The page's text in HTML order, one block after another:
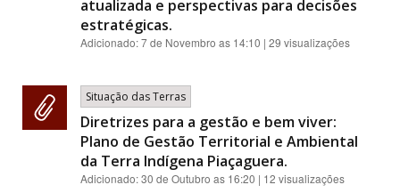
atualizada e perspectivas para decisões
estratégicas.
Adicionado:7 de Novembro as 14:10 | 29 visualizações
Situação das Terras
Diretrizes para a gestão e bem viver:
Plano de Gestão Territorial e Ambiental
da Terra Indígena Piaçaguera.
Adicionado:30 de Outubro as 16:20 | 12 visualizações